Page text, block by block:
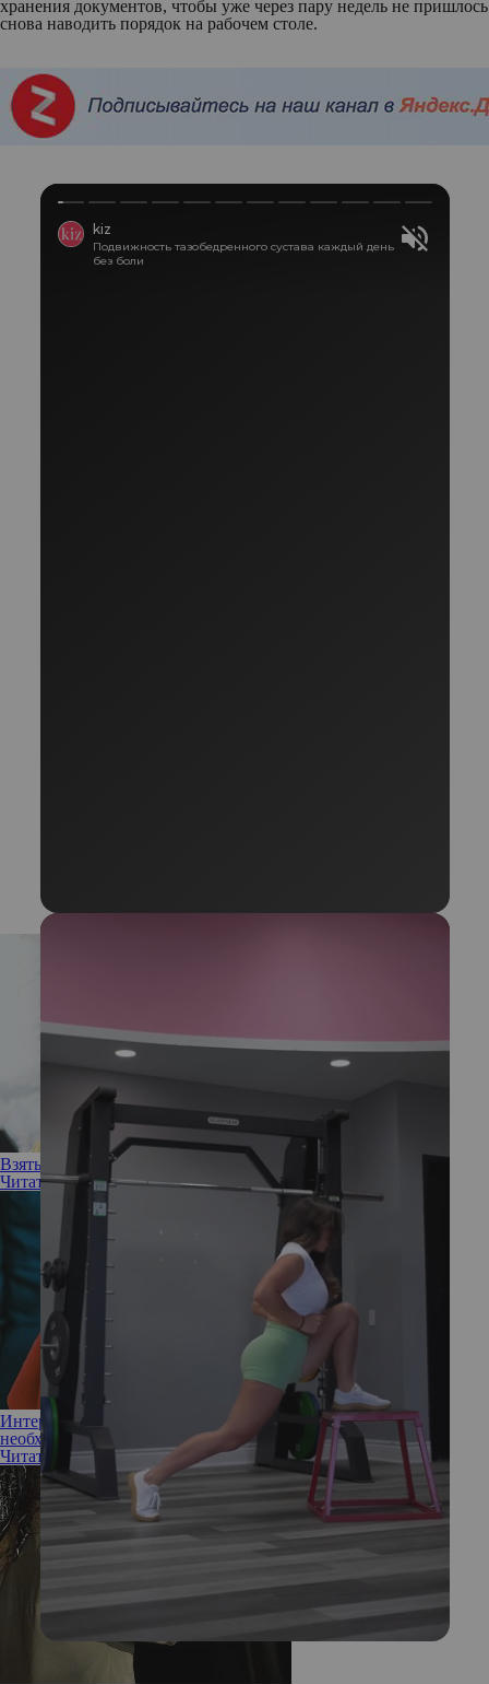
хранения документов, чтобы уже через пару недель не пришлось
снова наводить порядок на рабочем столе.
Взяться за голову: 7 советов, как навести порядок в доме
Читать полностью
Интервальная уборка: как она освобождает выходные от
необходимости наводить порядок
Читать полностью